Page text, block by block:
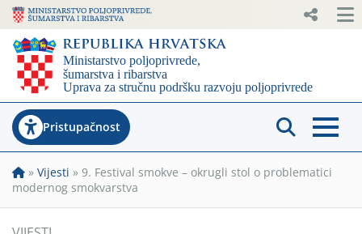
Pristupačnost
» Vijesti » 9. Festival smokve – okrugli stol o problematici
modernog smokvarstva